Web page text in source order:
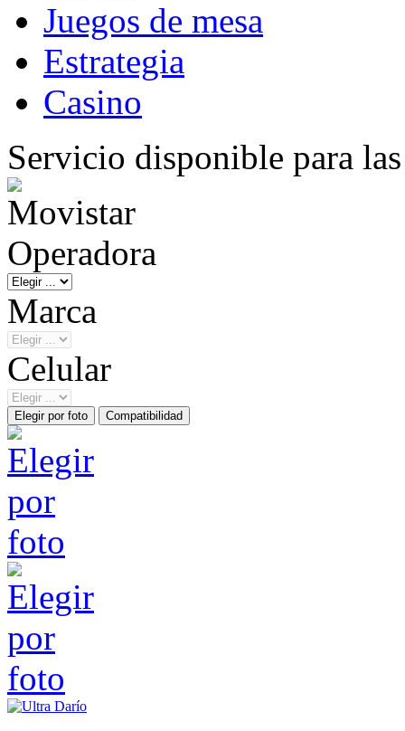
Juegos de mesa
Estrategia
Casino
Servicio disponible para
Operadora
Marca
Celular